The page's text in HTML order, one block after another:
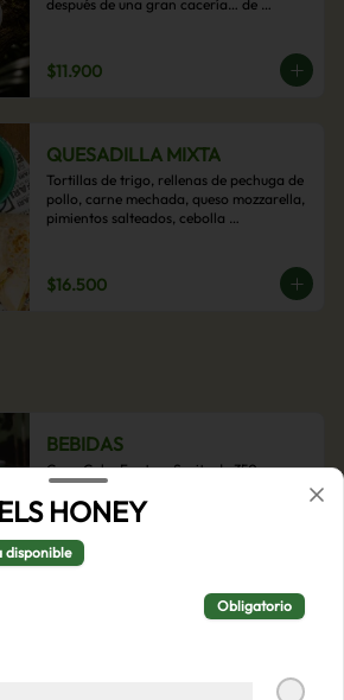
después de una gran cacería… de
$11.900
QUESADILLA MIXTA
Tortillas de trigo, rellenas de pechuga de
pollo, carne mechada, queso mozzarella,
pimientos salteados, cebolla
$16.500
BEBIDAS
Coca Cola, Fanta o Sprite de 350cc
HONEY
disponible
Obligatorio